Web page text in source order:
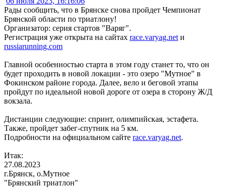
Рады сообщить, что в Брянске снова пройдет Чемпионат
Брянской области по триатлону!
Организатор: серия стартов "Варяг".
Регистрация уже открыта на сайтах race.varyag.net и
russiarunning.com
Главной особенностью старта в этом году станет то, что он
будет проходить в новой локации - это озеро "Мутное" в
Фокинском районе города. Далее, вело и беговой этапы
пройдут по идеальной новой дороге от озера в сторону Ж/Д
вокзала.
Дистанции следующие: спринт, олимпийская, эстафета.
Также, пройдет забег-спутник на 5 км.
Подробности на официальном сайте race.varyag.net.
Итак:
27.08.2023
г.Брянск, о.Мутное
"Брянский триатлон"